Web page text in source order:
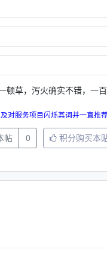
草，泻火确实不错，一
对服务项目闪烁其词并一直推
帖 0 积分购买本